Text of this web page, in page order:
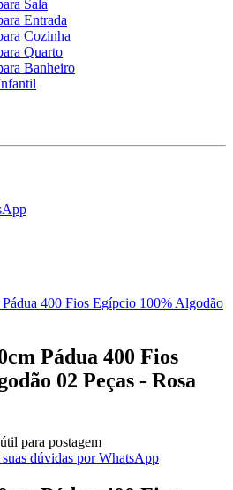
Sala
Entrada
Cozinha
Quarto
Banheiro
400 Fios Egípcio 100% Algodão
Pádua 400 Fios
02 Peças - Rosa
para postagem
dúvidas por WhatsApp